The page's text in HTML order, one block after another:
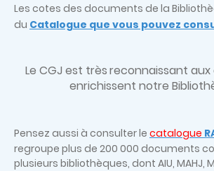
Les cotes des documents de la
du Catalogue que vous pouvez
Le CGJ est trèsreconnaissant
enrichissent notre
Pensez aussi à consulter le catalogue
regroupe plus de 200 000 documents
plusieurs bibliothèques, dont AIU, MAHJ,